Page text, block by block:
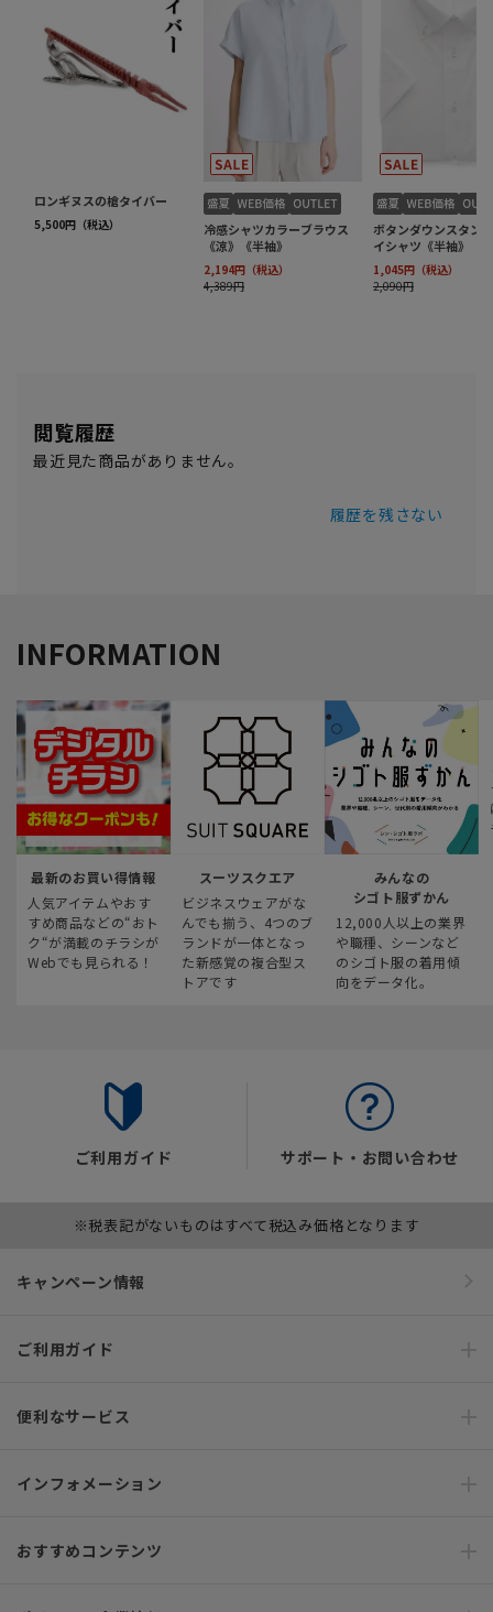
閲覧履歴
最近見た商品がありません。
履歴を残さない
INFORMATION
最新のお買い得情報
人気アイテムやおす
すめ商品などの“おト
ク“が満載のチラシが
Webでも見られる！
スーツスクエア
ビジネスウェアがな
んでも揃う、4つのブ
ランドが一体となっ
た新感覚の複合型ス
トアです
みんなの
シゴト服ずかん
12,000人以上の業界
や職種、シーンなど
のシゴト服の着用傾
向をデータ化。
ご利用ガイド サポート・お問い合わせ
※税表記がないものはすべて税込み価格となります
キャンペーン情報
ご利用ガイド
便利なサービス
インフォメーション
おすすめコンテンツ